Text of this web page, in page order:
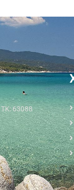
ΤΚ: 63088